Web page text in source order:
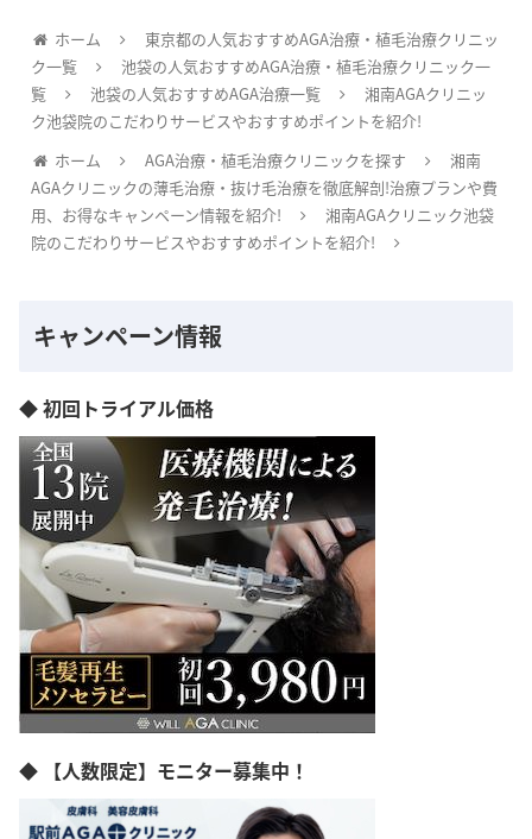
ホーム
東京都の人気おすすめAGA治療・植毛治療クリニッ
ク一覧
池袋の人気おすすめAGA治療・植毛治療クリニック一
覧
池袋の人気おすすめAGA治療一覧
湘南AGAクリニッ
ク池袋院のこだわりサービスやおすすめポイントを紹介!
ホーム
AGA治療・植毛治療クリニックを探す
湘南
AGAクリニックの薄毛治療・抜け毛治療を徹底解剖!治療プランや費
用、お得なキャンペーン情報を紹介!
湘南AGAクリニック池袋
院のこだわりサービスやおすすめポイントを紹介!
キャンペーン情報
◆ 初回トライアル価格
◆ 【人数限定】モニター募集中！